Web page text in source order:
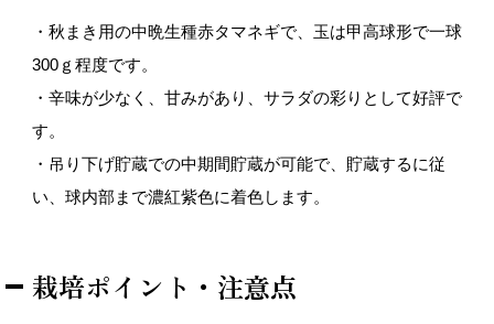
・秋まき用の中晩生種赤タマネギで、玉は甲高球形で一球
300ｇ程度です。
・辛味が少なく、甘みがあり、サラダの彩りとして好評で
す。
・吊り下げ貯蔵での中期間貯蔵が可能で、貯蔵するに従
い、球内部まで濃紅紫色に着色します。
栽培ポイント・注意点